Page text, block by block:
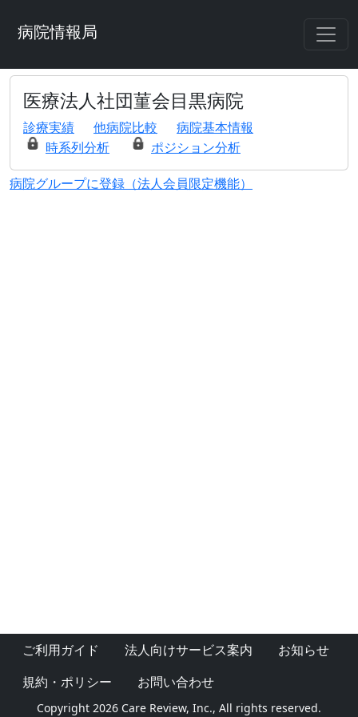
病院情報局
医療法人社団菫会目黒病院
診療実績 他病院比較
病院基本情報
時系列分析
ポジション分析
病院グループに登録（法人会員限定機能）
ご利用ガイド 法人向けサービス案内
お知らせ
規約・ポリシー
お問い合わせ
Copyright 2026 Care Review, Inc., All rights reserved.